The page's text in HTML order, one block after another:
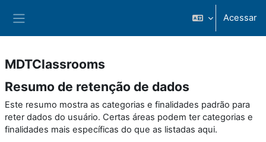
Acessar
MDTClassrooms
Resumo de retenção de dados
Este resumo mostra as categorias e finalidades padrão para
reter dados do usuário. Certas áreas podem ter categorias e
finalidades mais específicas do que as listadas aqui.